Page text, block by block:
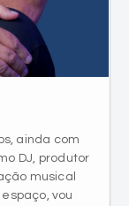
ainda com
DJ, produtor
musical
vou